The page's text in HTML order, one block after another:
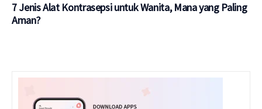
7 Jenis Alat Kontrasepsi untuk Wanita, Mana yang Paling
Aman?